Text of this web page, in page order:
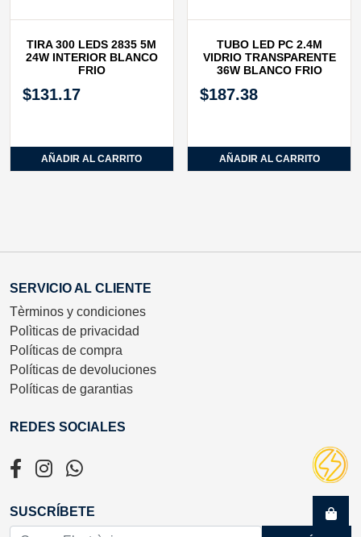
TIRA 300 LEDS 2835 5M
24W INTERIOR BLANCO
FRIO
$131.17
AÑADIR AL CARRITO
TUBO LED PC 2.4M
VIDRIO TRANSPARENTE
36W BLANCO FRIO
$187.38
AÑADIR AL CARRITO
SERVICIO AL CLIENTE
Tèrminos y condiciones
Polìticas de privacidad
Políticas de compra
Políticas de devoluciones
Políticas de garantias
REDES SOCIALES
SUSCRÍBETE